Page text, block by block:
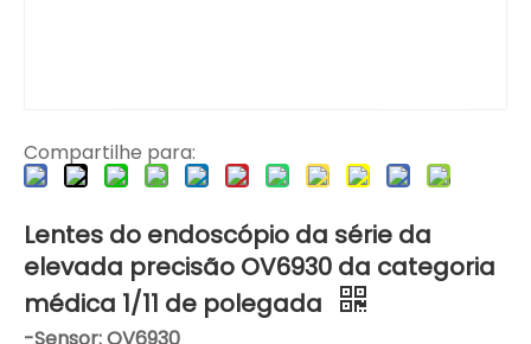
Compartilhe para:
Lentes do endoscópio da série da
elevada precisão OV6930 da categoria
médica 1/11 de polegada